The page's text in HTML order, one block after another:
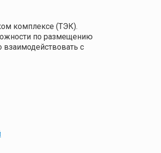
комплексе (ТЭК).
по размещению
с